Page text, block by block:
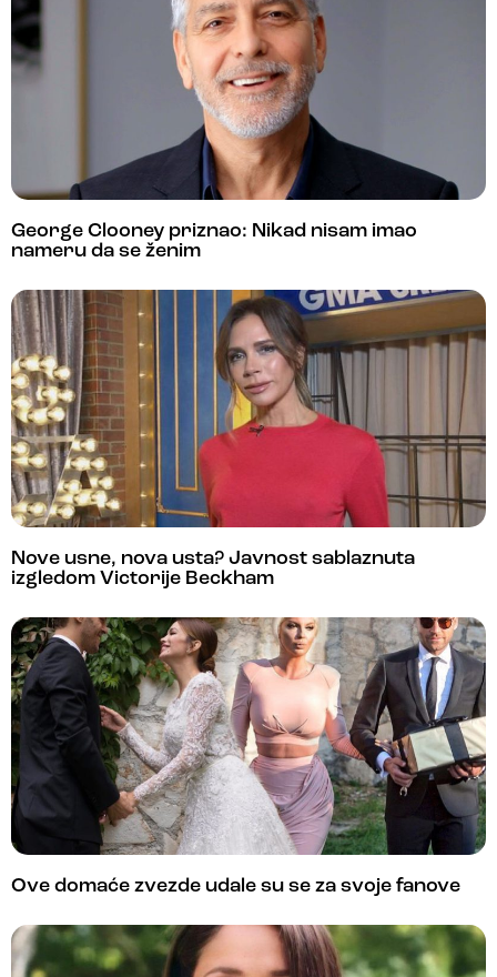
George Clooney priznao: Nikad nisam imao
nameru da se ženim
Nove usne, nova usta? Javnost sablaznuta
izgledom Victorije Beckham
Ove domaće zvezde udale su se za svoje fanove